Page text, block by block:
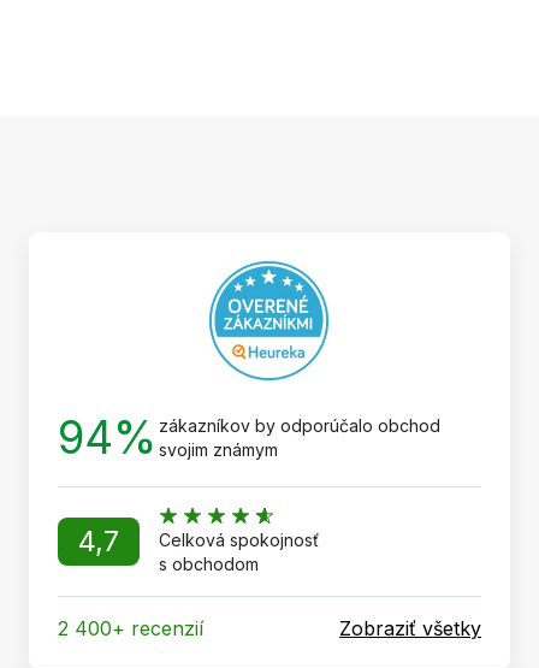
94% zákazníkov by odporúčalo obchod
svojim známym
4,7
Celková spokojnosť
s obchodom
2 400+ recenzií Zobraziť všetky